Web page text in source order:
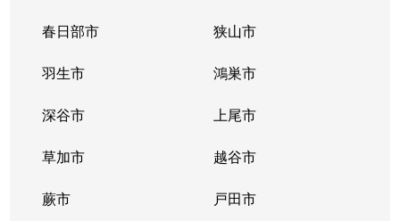
春日部市 狭山市
羽生市 鴻巣市
深谷市 上尾市
草加市 越谷市
蕨市 戸田市